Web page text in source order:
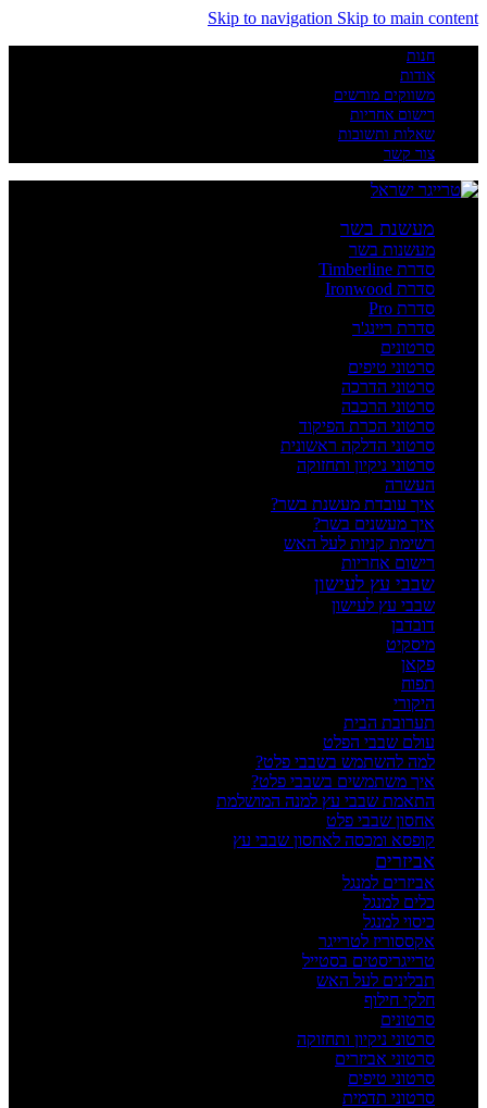
Skip to navigation Skip to main content
חנות
אודות
משווקים מורשים
רישום אחריות
שאלות ותשובות
צור קשר
מעשנת בשר
מעשנות בשר
סדרת Timberline
סדרת Ironwood
סדרת Pro
סדרת ריינג'ר
סרטונים
סרטוני טיפים
סרטוני הדרכה
סרטוני הרכבה
סרטוני הכרת הפיקוד
סרטוני הדלקה ראשונית
סרטוני ניקיון ותחזוקה
העשרה
איך עובדת מעשנת בשר?
איך מעשנים בשר?
רשימת קניות לעל האש
רישום אחריות
שבבי עץ לעישון
שבבי עץ לעישון
דובדבן
מיסקיט
פקאן
תפוח
היקורי
תערובת הבית
עולם שבבי הפלט
למה להשתמש בשבבי פלט?
איך משתמשים בשבבי פלט?
התאמת שבבי עץ למנה המושלמת
אחסון שבבי פלט
קופסא ומכסה לאחסון שבבי עץ
אביזרים
אביזרים למנגל
כלים למנגל
כיסוי למנגל
אקססוריז לטרייגר
טרייגריסטים בסטייל
תבלינים לעל האש
חלקי חילוף
סרטונים
סרטוני ניקיון ותחזוקה
סרטוני אביזרים
סרטוני טיפים
סרטוני תדמית